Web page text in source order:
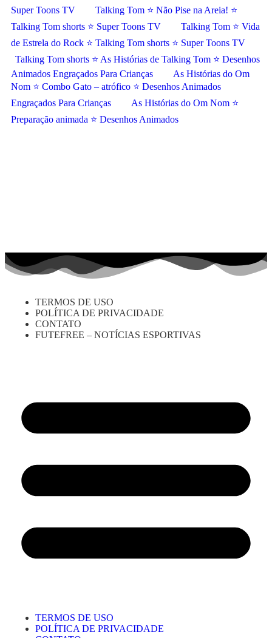
Super Toons TV
Talking Tom ⭐ Não Pise na Areia! ⭐
Talking Tom shorts ⭐ Super Toons TV
Talking Tom ⭐ Vida
de Estrela do Rock ⭐ Talking Tom shorts ⭐ Super Toons TV
Talking Tom shorts ⭐ As Histórias de Talking Tom ⭐ Desenhos
Animados Engraçados Para Crianças
As Histórias do Om
Nom ⭐ Combo Gato – atrófico ⭐ Desenhos Animados
Engraçados Para Crianças
As Histórias do Om Nom ⭐
Preparação animada ⭐ Desenhos Animados
TERMOS DE USO
POLÍTICA DE PRIVACIDADE
CONTATO
FUTEFREE – NOTÍCIAS ESPORTIVAS
TERMOS DE USO
POLÍTICA DE PRIVACIDADE